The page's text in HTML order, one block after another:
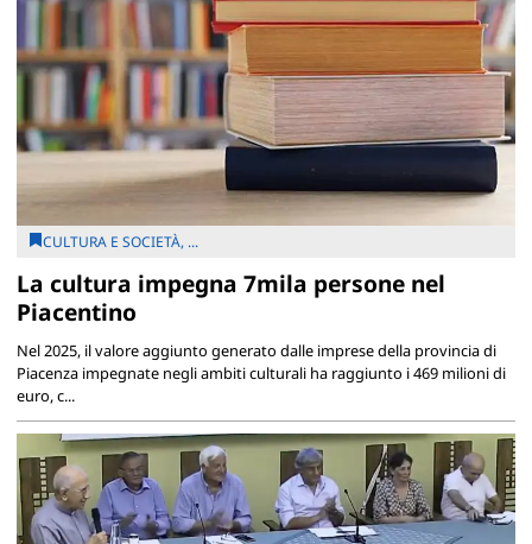
CULTURA E SOCIETÀ, ...
La cultura impegna 7mila persone nel
Piacentino
Nel 2025, il valore aggiunto generato dalle imprese della provincia di
Piacenza impegnate negli ambiti culturali ha raggiunto i 469 milioni di
euro, c...